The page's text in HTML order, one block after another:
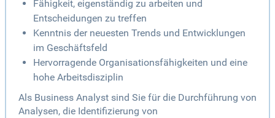
Fähigkeit, eigenständig zu arbeiten und
Entscheidungen zu treffen
Kenntnis der neuesten Trends und Entwicklungen
im Geschäftsfeld
Hervorragende Organisationsfähigkeiten und eine
hohe Arbeitsdisziplin
Als Business Analyst sind Sie für die Durchführung von
Analysen, die Identifizierung von